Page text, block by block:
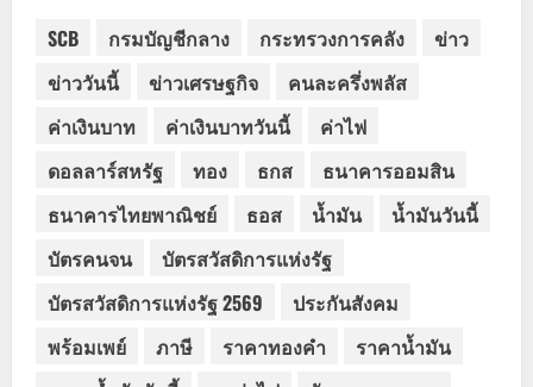
SCB กรมบัญชีกลาง กระทรวงการคลัง
ข่าว
ข่าววันนี้
ข่าวเศรษฐกิจ
คนละครึ่งพลัส
ค่าเงินบาท
ค่าเงินบาทวันนี้
ค่าไฟ
ดอลลาร์สหรัฐ
ทอง ธกส
ธนาคารออมสิน
ธนาคารไทยพาณิชย์
ธอส น้ำมัน
น้ำมันวันนี้
บัตรคนจน
บัตรสวัสดิการแห่งรัฐ
บัตรสวัสดิการแห่งรัฐ 2569
ประกันสังคม
พร้อมเพย์
ภาษี ราคาทองคำ
ราคาน้ำมัน